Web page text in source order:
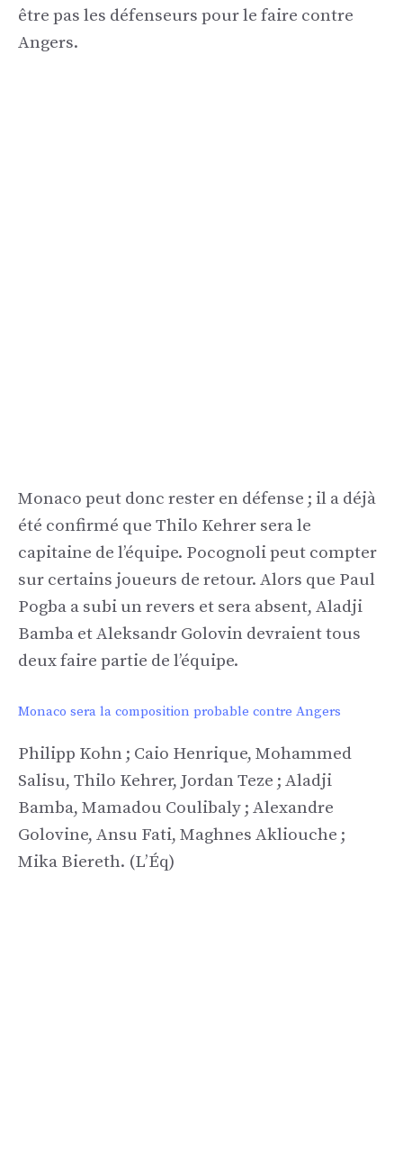
être pas les défenseurs pour le faire contre
Angers.
Monaco peut donc rester en défense ; il a déjà
été confirmé que Thilo Kehrer sera le
capitaine de l’équipe. Pocognoli peut compter
sur certains joueurs de retour. Alors que Paul
Pogba a subi un revers et sera absent, Aladji
Bamba et Aleksandr Golovin devraient tous
deux faire partie de l’équipe.
Monaco sera la composition probable contre Angers
Philipp Kohn ; Caio Henrique, Mohammed
Salisu, Thilo Kehrer, Jordan Teze ; Aladji
Bamba, Mamadou Coulibaly ; Alexandre
Golovine, Ansu Fati, Maghnes Akliouche ;
Mika Biereth. (L’Éq)